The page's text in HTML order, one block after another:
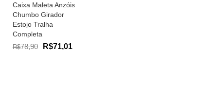
Caixa Maleta Anzóis
Chumbo Girador
Estojo Tralha
Completa
R$78,90 R$71,01